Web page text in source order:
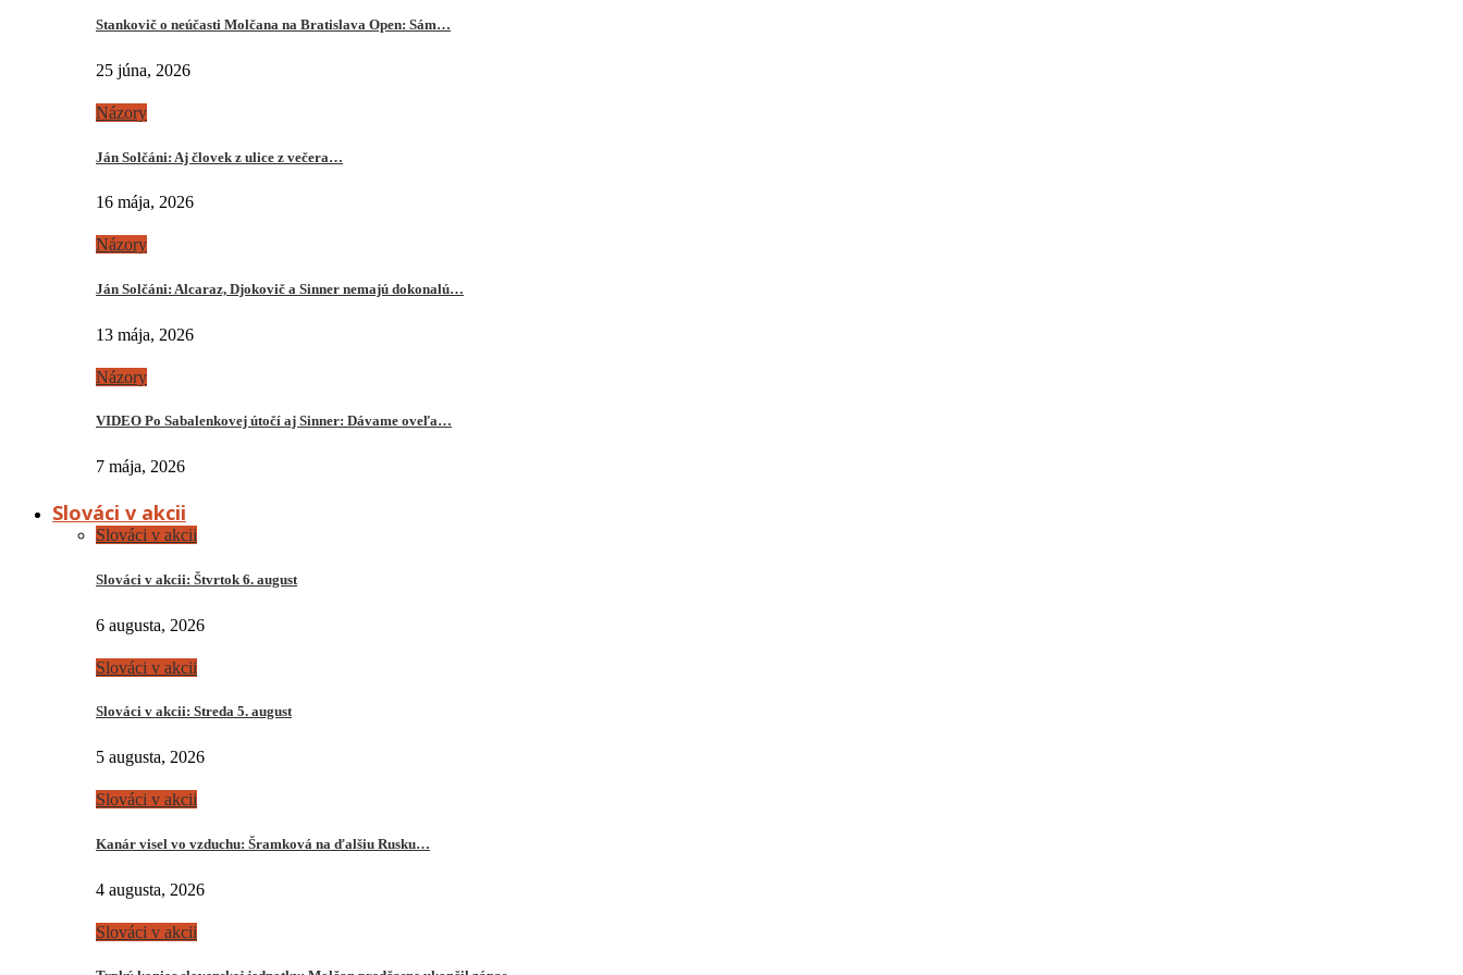
Stankovič o neúčasti Molčana na Bratislava Open: Sám…
25 júna, 2026
Názory
Ján Solčáni: Aj človek z ulice z večera…
16 mája, 2026
Názory
Ján Solčáni: Alcaraz, Djokovič a Sinner nemajú dokonalú…
13 mája, 2026
Názory
VIDEO Po Sabalenkovej útočí aj Sinner: Dávame oveľa…
7 mája, 2026
Slováci v akcii
Slováci v akcii
Slováci v akcii: Štvrtok 6. august
6 augusta, 2026
Slováci v akcii
Slováci v akcii: Streda 5. august
5 augusta, 2026
Slováci v akcii
Kanár visel vo vzduchu: Šramková na ďalšiu Rusku…
4 augusta, 2026
Slováci v akcii